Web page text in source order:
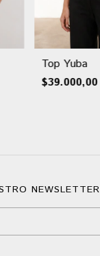
Top Yuba
$39.000,00
NEWSLETTER